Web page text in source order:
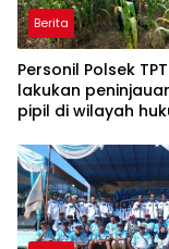
Berita
Personil Polsek
lakukan
pipil di wilayah